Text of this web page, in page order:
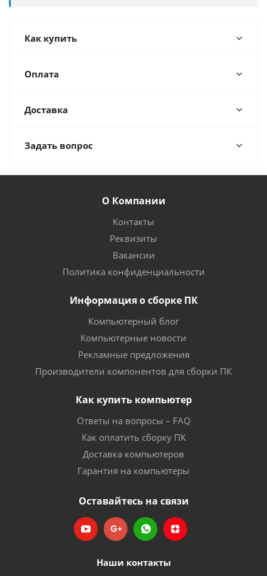
Как купить
Оплата
Доставка
Задать вопрос
О Компании
Контакты
Реквизиты
Вакансии
Политика конфиденциальности
Информация о сборке ПК
Компьютерный блог
Компьютерные новости
Рекламные предложения
Производители компонентов для сборки ПК
Как купить компьютер
Ответы на вопросы – FAQ
Как оплатить сборку ПК
Доставка компьютеров
Гарантия на компьютеры
Оставайтесь на связи
Наши контакты